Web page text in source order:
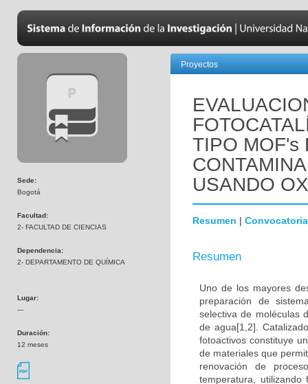
Sede:
Bogotá
Facultad:
2- FACULTAD DE CIENCIAS
Dependencia:
2- DEPARTAMENTO DE QUÍMICA
Lugar:
---
Duración:
12 meses
Proyectos
TIPO MOF's
USANDO
Resumen | Convocatoria
Resumen
Uno de los mayores
preparación de
selectiva de moléculas
de agua[1,2].
fotoactivos constituye
de materiales que
renovación de
temperatura,